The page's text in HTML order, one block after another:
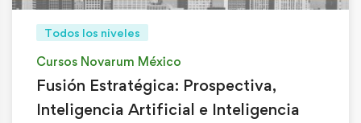
Todos los niveles
Cursos Novarum México
Fusión Estratégica: Prospectiva,
Inteligencia Artificial e Inteligencia